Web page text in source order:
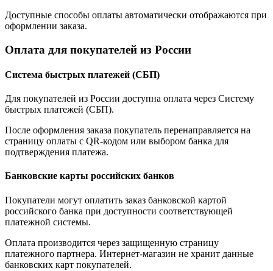
Доступные способы оплаты автоматически отображаются при
оформлении заказа.
Оплата для покупателей из России
Система быстрых платежей (СБП)
Для покупателей из России доступна оплата через Систему
быстрых платежей (СБП).
После оформления заказа покупатель перенаправляется на
страницу оплаты с QR-кодом или выбором банка для
подтверждения платежа.
Банковские карты российских банков
Покупатели могут оплатить заказ банковской картой
российского банка при доступности соответствующей
платежной системы.
Оплата производится через защищенную страницу
платежного партнера. Интернет-магазин не хранит данные
банковских карт покупателей.